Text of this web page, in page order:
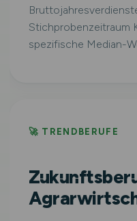
Stichprobenzeitraum
spezifische Median-
🚀 TRENDBERUFE